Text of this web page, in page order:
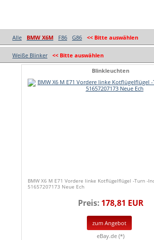
Alle BMW X6M F86 G86 << Bitte auswählen
Weiße Blinker << Bitte auswählen
Blinkleuchten
BMW X6 M E71 Vordere linke Kotflügelflügel -Turn -
51657207173 Neue Ech
Preis: 178,81 EUR
zum Angebot
eBay.de (*)